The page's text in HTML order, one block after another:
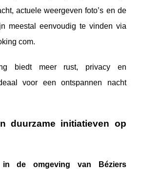
actuele weergeven foto’s en de
meestal eenvoudig te vinden via
com.
biedt meer rust, privacy en
voor een ontspannen nacht
duurzame initiatieven op
in de omgeving van Béziers